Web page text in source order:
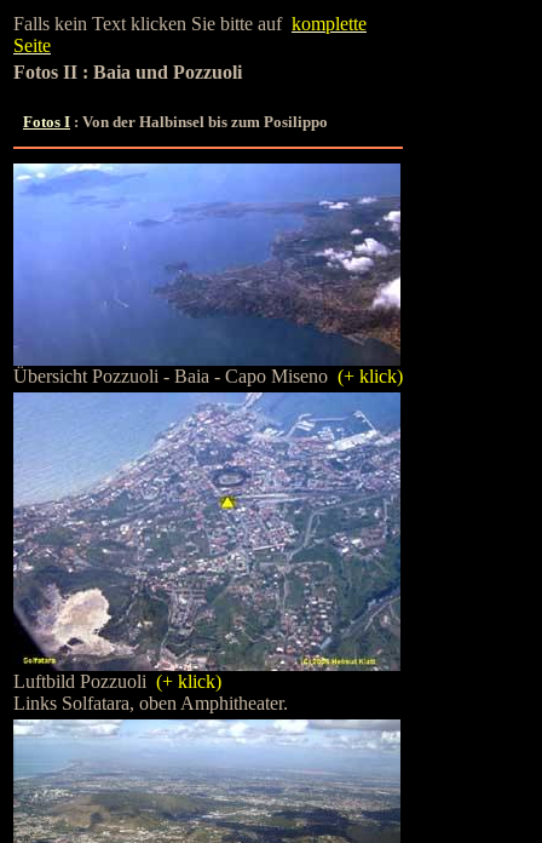
Falls kein Text klicken Sie bitte auf komplette
Seite
Fotos II : Baia und Pozzuoli
Fotos I : Von der Halbinsel bis zum Posilippo
Übersicht Pozzuoli - Baia - Capo Miseno (+ klick)
Luftbild Pozzuoli (+ klick)
Links Solfatara, oben Amphitheater.